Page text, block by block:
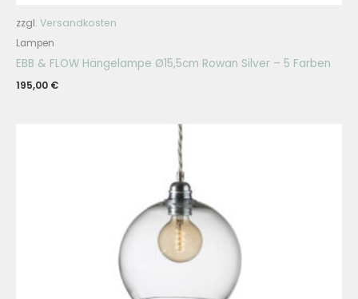
zzgl. Versandkosten
Lampen
EBB & FLOW Hängelampe Ø15,5cm Rowan Silver – 5 Farben
195,00 €